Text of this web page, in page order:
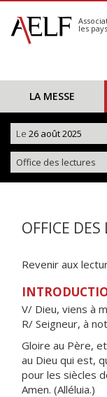
S'abonner
Calendrier
les
LA MESSE
Le 26 août 2025
Office des lectures
OFFICE DES
Revenir aux
V/ Dieu, viens à
R/ Seigneur, à
Gloire au Père,
au Dieu qui est,
pour les siècles
Amen. (Alléluia.)